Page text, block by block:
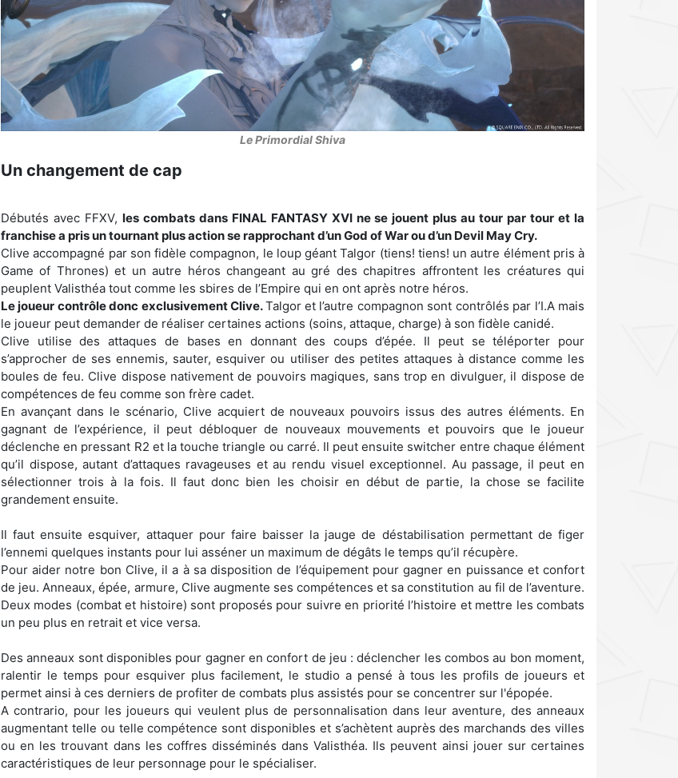
Le Primordial Shiva
Un changement de cap
Débutés avec FFXV, les combats dans FINAL FANTASY XVI ne se jouent plus au tour par tour et la
franchise a pris un tournant plus action se rapprochant d’un God of War ou d’un Devil May Cry.
Clive accompagné par son fidèle compagnon, le loup géant Talgor (tiens! tiens! un autre élément pris à
Game of Thrones) et un autre héros changeant au gré des chapitres affrontent les créatures qui
peuplent Valisthéa tout comme les sbires de l’Empire qui en ont après notre héros.
Le joueur contrôle donc exclusivement Clive.Talgor et l’autre compagnon sont contrôlés par l’I.A mais
le joueur peut demander de réaliser certaines actions (soins, attaque, charge) à son fidèle canidé.
Clive utilise des attaques de bases en donnant des coups d’épée. Il peut se téléporter pour
s’approcher de ses ennemis, sauter, esquiver ou utiliser des petites attaques à distance comme les
boules de feu. Clive dispose nativement de pouvoirs magiques, sans trop en divulguer, il dispose de
compétences de feu comme son frère cadet.
En avançant dans le scénario, Clive acquiert de nouveaux pouvoirs issus des autres éléments. En
gagnant de l’expérience, il peut débloquer de nouveaux mouvements et pouvoirs que le joueur
déclenche en pressant R2 et la touche triangle ou carré. Il peut ensuite switcher entre chaque élément
qu’il dispose, autant d’attaques ravageuses et au rendu visuel exceptionnel. Au passage, il peut en
sélectionner trois à la fois. Il faut donc bien les choisir en début de partie, la chose se facilite
grandement ensuite.
Il faut ensuite esquiver, attaquer pour faire baisser la jauge de déstabilisation permettant de figer
l’ennemi quelques instants pour lui asséner un maximum de dégâts le temps qu’il récupère.
Pour aider notre bon Clive, il a à sa disposition de l’équipement pour gagner en puissance et confort
de jeu. Anneaux, épée, armure, Clive augmente ses compétences et sa constitution au fil de l’aventure.
Deux modes (combat et histoire) sont proposés pour suivre en priorité l’histoire et mettre les combats
un peu plus en retrait et vice versa.
Des anneaux sont disponibles pour gagner en confort de jeu : déclencher les combos au bon moment,
ralentir le temps pour esquiver plus facilement, le studio a pensé à tous les profils de joueurs et
permet ainsi à ces derniers de profiter de combats plus assistés pour se concentrer sur l'épopée.
A contrario, pour les joueurs qui veulent plus de personnalisation dans leur aventure, des anneaux
augmentant telle ou telle compétence sont disponibles et s’achètent auprès des marchands des villes
ou en les trouvant dans les coffres disséminés dans Valisthéa. Ils peuvent ainsi jouer sur certaines
caractéristiques de leur personnage pour le spécialiser.